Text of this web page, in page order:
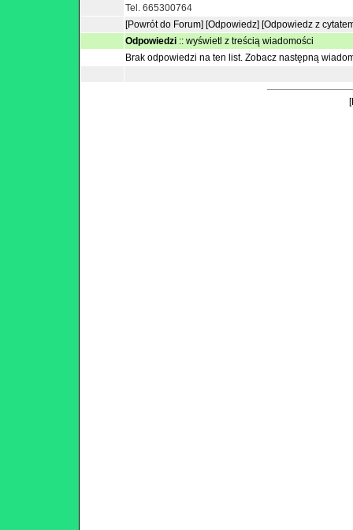
Tel. 665300764
[Powrót do Forum] [Odpowiedz] [Odpowiedz z
Odpowiedzi :: wyświetl z treścią wiadomości
Brak odpowiedzi na ten list. Zobacz następną